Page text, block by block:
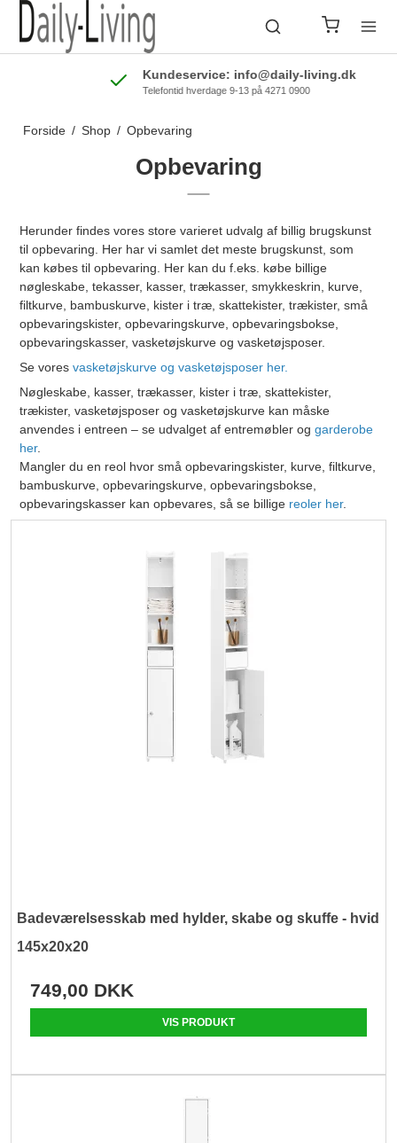
Kundeservice: info@daily-living.dk
Telefontid hverdage 9-13 på 4271 0900
Forside / Shop / Opbevaring
Opbevaring
Herunder findes vores store varieret udvalg af billig brugskunst
til opbevaring. Her har vi samlet det meste brugskunst, som
kan købes til opbevaring. Her kan du f.eks. købe billige
nøgleskabe, tekasser, kasser, trækasser, smykkeskrin, kurve,
filtkurve, bambuskurve, kister i træ, skattekister, trækister, små
opbevaringskister, opbevaringskurve, opbevaringsbokse,
opbevaringskasser, vasketøjskurve og vasketøjsposer.
Se voresvasketøjskurve og vasketøjsposer her.
Nøgleskabe, kasser, trækasser, kister i træ, skattekister,
trækister, vasketøjsposer og vasketøjskurve kan måske
anvendes i entreen – se udvalget af entremøbler oggarderobe
her.
Mangler du en reol hvor små opbevaringskister, kurve, filtkurve,
bambuskurve, opbevaringskurve, opbevaringsbokse,
opbevaringskasser kan opbevares, så se billige reoler her.
Badeværelsesskab med hylder, skabe og skuffe - hvid
145x20x20
749,00 DKK
VIS PRODUKT